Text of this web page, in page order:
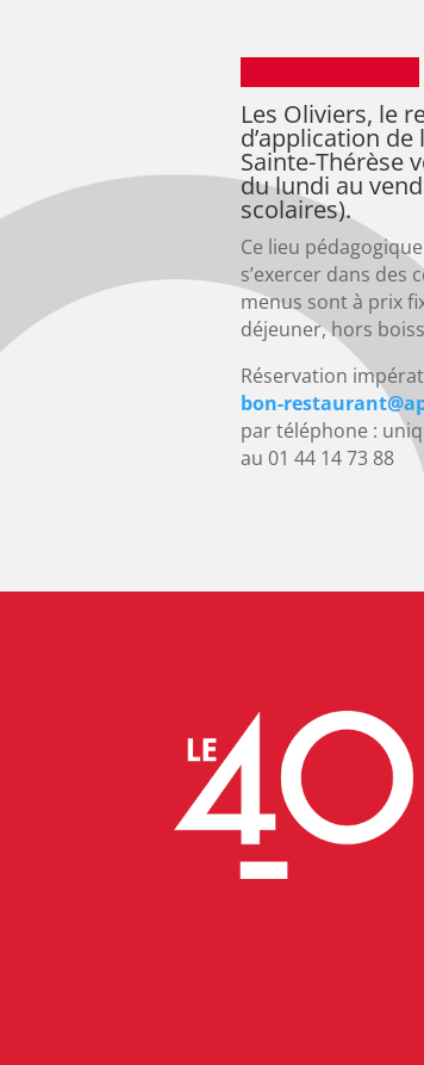
Les Oliviers, le
d’application de
Sainte-Thérèse
du lundi au
scolaires).
Ce lieu
s’exercer dans des
menus sont à prix
déjeuner, hors
Réservation
bon-restaurant@
par téléphone :
au 01 44 14 73 88